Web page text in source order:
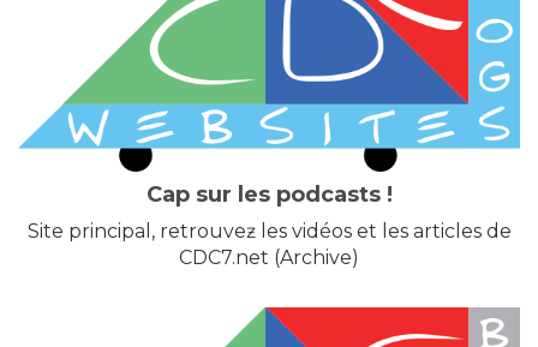
Cap sur les podcasts !
Site principal, retrouveƶ les vidéos et les articles de
CDC7.net (Archive)